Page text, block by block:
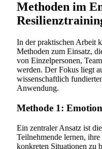
Methoden im
In der praktischen Arbeit
Methoden zum Einsatz,
von Einzelpersonen,
werden. Der Fokus liegt
wissenschaftlich
Anwendung.
Methode 1:
Ein zentraler Ansatz ist
Teilnehmende lernen,
konkreten Situationen zu